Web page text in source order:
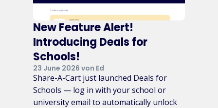
New Feature Alert!
Introducing Deals for
Schools!
23 June 2026 von Ed
Share-A-Cart just launched Deals for
Schools — log in with your school or
university email to automatically unlock